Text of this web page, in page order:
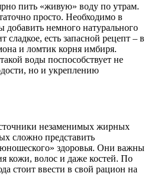
пить «живую» воду по утрам.
просто. Необходимо в
добавить немного натурального
сладкое, есть запасной рецепт – в
и ломтик корня имбиря.
воды поспособствует не
но и укреплению
незаменимых жирных
сложно представить
здоровья. Они важны
кожи, волос и даже костей. По
стоит ввести в свой рацион на